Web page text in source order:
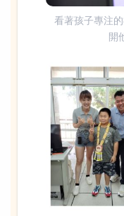
看著孩子專注
開